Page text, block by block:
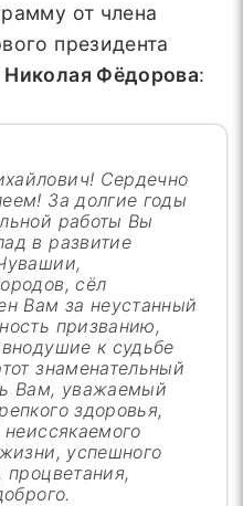
от члена
президента
Николая Фёдорова:
Сердечно
За долгие годы
работы Вы
в развитие
сёл
Вам за неустанный
призванию,
к судьбе
знаменательный
Вам, уважаемый
здоровья,
успешного
процветания,